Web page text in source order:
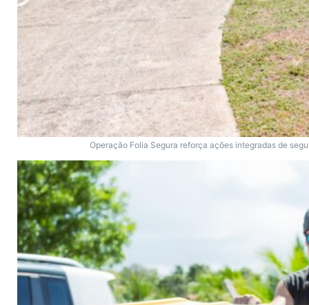
Operação Folia Segura reforça ações integradas de